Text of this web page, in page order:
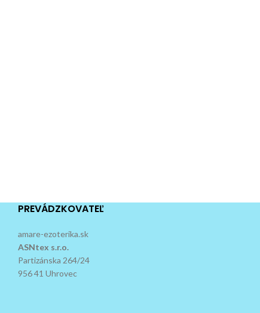
PREVÁDZKOVATEĽ
amare-ezoterika.sk
ASNtex s.r.o.
Partizánska 264/24
956 41 Uhrovec